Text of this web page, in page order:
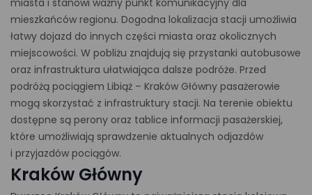
miasta i stanowi ważny punkt komunikacyjny dla
mieszkańców regionu. Dogodna lokalizacja stacji umożliwia
łatwy dojazd do innych części miasta oraz okolicznych
miejscowości. W pobliżu znajdują się przystanki autobusowe
oraz infrastruktura ułatwiająca dalsze podróże. Przed
podróżą pociągiem Libiąż – Kraków Główny pasażerowie
mogą skorzystać z infrastruktury stacji. Na terenie obiektu
dostępne są perony oraz tablice informacji pasażerskiej,
które umożliwiają sprawdzenie aktualnych odjazdów
i przyjazdów pociągów.
Kraków Główny